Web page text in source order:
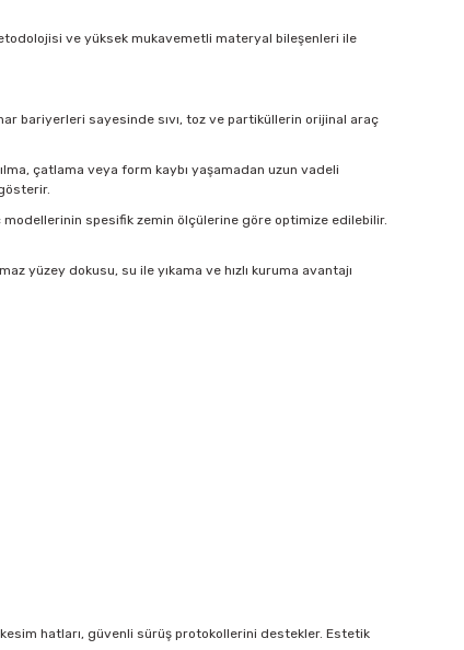
ve yüksek mukavemetli materyal bileşenleri ile
bariyerleri sayesinde sıvı, toz ve partiküllerin orijinal araç
çatlama veya form kaybı yaşamadan uzun vadeli
spesifik zemin ölçülerine göre optimize edilebilir.
yüzey dokusu, su ile yıkama ve hızlı kuruma avantajı
hatları, güvenli sürüş protokollerini destekler. Estetik